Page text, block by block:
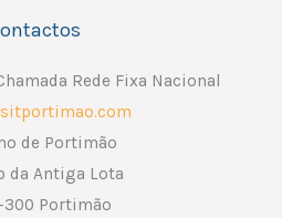
Rede Fixa Nacional
de Portimão
da Antiga Lota
Portimão